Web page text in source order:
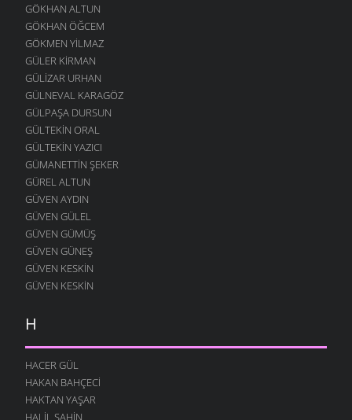
GÖKHAN ALTUN
GÖKHAN ÖĞCEM
GÖKMEN YILMAZ
GÜLER KIRMAN
GÜLIZAR URHAN
GÜLNEVAL KARAGÖZ
GÜLPAŞA DURSUN
GÜLTEKIN ORAL
GÜLTEKIN YAZICI
GÜMANETTIN ŞEKER
GÜREL ALTUN
GÜVEN AYDIN
GÜVEN GÜLEL
GÜVEN GÜMÜŞ
GÜVEN GÜNEŞ
GÜVEN KESKIN
GÜVEN KESKIN
H
HACER GÜL
HAKAN BAHÇECI
HAKTAN YAŞAR
HALIL ŞAHIN